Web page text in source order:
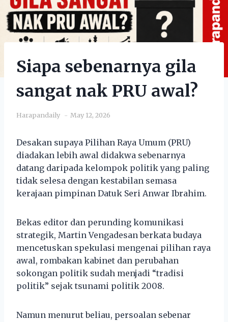
Siapa sebenarnya gila
sangat nak PRU awal?
Harapandaily May 12, 2026
Desakan supaya Pilihan Raya Umum (PRU)
diadakan lebih awal didakwa sebenarnya
datang daripada kelompok politik yang paling
tidak selesa dengan kestabilan semasa
kerajaan pimpinan Datuk Seri Anwar Ibrahim.
Bekas editor dan perunding komunikasi
strategik, Martin Vengadesan berkata budaya
mencetuskan spekulasi mengenai pilihan raya
awal, rombakan kabinet dan perubahan
sokongan politik sudah menjadi “tradisi
politik” sejak tsunami politik 2008.
Namun menurut beliau, persoalan sebenar